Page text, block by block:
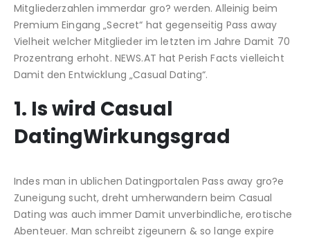
Mitgliederzahlen immerdar gro? werden. Alleinig beim
Premium Eingang „Secret“ hat gegenseitig Pass away
Vielheit welcher Mitglieder im letzten im Jahre Damit 70
Prozentrang erhoht. NEWS.AT hat Perish Facts vielleicht
Damit den Entwicklung „Casual Dating“.
1. Is wird Casual
DatingWirkungsgrad
Indes man in ublichen Datingportalen Pass away gro?e
Zuneigung sucht, dreht umherwandern beim Casual
Dating was auch immer Damit unverbindliche, erotische
Abenteuer. Man schreibt zigeunern & so lange expire